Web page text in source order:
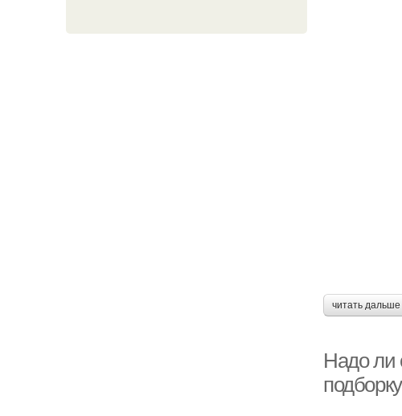
читать
Надо ли
подборку